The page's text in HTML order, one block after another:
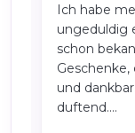
Ich habe
ungeduldig
schon
und
duftend....